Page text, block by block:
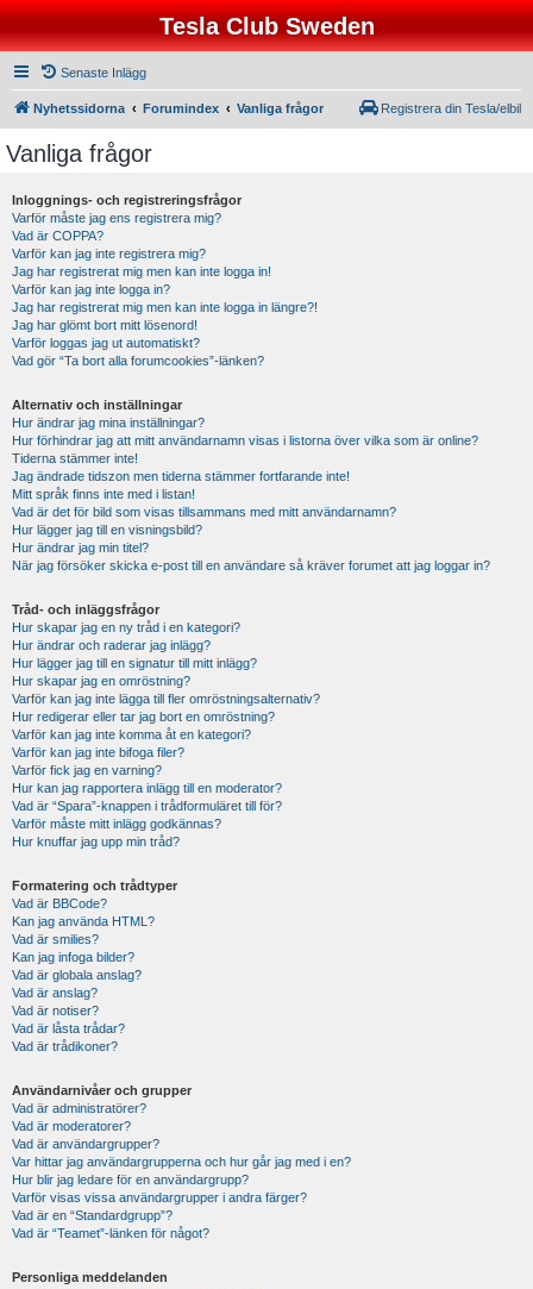
Tesla Club Sweden
Senaste Inlägg
Nyhetssidorna Forumindex Vanliga frågor Registrera din Tesla/elbil
Vanliga frågor
Inloggnings- och registreringsfrågor
Varför måste jag ens registrera mig?
Vad är COPPA?
Varför kan jag inte registrera mig?
Jag har registrerat mig men kan inte logga in!
Varför kan jag inte logga in?
Jag har registrerat mig men kan inte logga in längre?!
Jag har glömt bort mitt lösenord!
Varför loggas jag ut automatiskt?
Vad gör “Ta bort alla forumcookies”-länken?
Alternativ och inställningar
Hur ändrar jag mina inställningar?
Hur förhindrar jag att mitt användarnamn visas i listorna över vilka som är online?
Tiderna stämmer inte!
Jag ändrade tidszon men tiderna stämmer fortfarande inte!
Mitt språk finns inte med i listan!
Vad är det för bild som visas tillsammans med mitt användarnamn?
Hur lägger jag till en visningsbild?
Hur ändrar jag min titel?
När jag försöker skicka e-post till en användare så kräver forumet att jag loggar in?
Tråd- och inläggsfrågor
Hur skapar jag en ny tråd i en kategori?
Hur ändrar och raderar jag inlägg?
Hur lägger jag till en signatur till mitt inlägg?
Hur skapar jag en omröstning?
Varför kan jag inte lägga till fler omröstningsalternativ?
Hur redigerar eller tar jag bort en omröstning?
Varför kan jag inte komma åt en kategori?
Varför kan jag inte bifoga filer?
Varför fick jag en varning?
Hur kan jag rapportera inlägg till en moderator?
Vad är “Spara”-knappen i trådformuläret till för?
Varför måste mitt inlägg godkännas?
Hur knuffar jag upp min tråd?
Formatering och trådtyper
Vad är BBCode?
Kan jag använda HTML?
Vad är smilies?
Kan jag infoga bilder?
Vad är globala anslag?
Vad är anslag?
Vad är notiser?
Vad är låsta trådar?
Vad är trådikoner?
Användarnivåer och grupper
Vad är administratörer?
Vad är moderatorer?
Vad är användargrupper?
Var hittar jag användargrupperna och hur går jag med i en?
Hur blir jag ledare för en användargrupp?
Varför visas vissa användargrupper i andra färger?
Vad är en “Standardgrupp”?
Vad är “Teamet”-länken för något?
Personliga meddelanden